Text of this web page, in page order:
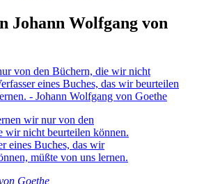
Johann Wolfgang von
wir nur von den
wir nicht beurteilen können.
eines Buches, das wir
müßte von uns lernen.
Goethe